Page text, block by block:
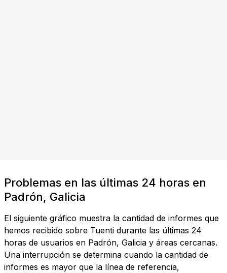
Problemas en las últimas 24 horas en
Padrón, Galicia
El siguiente gráfico muestra la cantidad de informes que
hemos recibido sobre Tuenti durante las últimas 24
horas de usuarios en Padrón, Galicia y áreas cercanas.
Una interrupción se determina cuando la cantidad de
informes es mayor que la línea de referencia,